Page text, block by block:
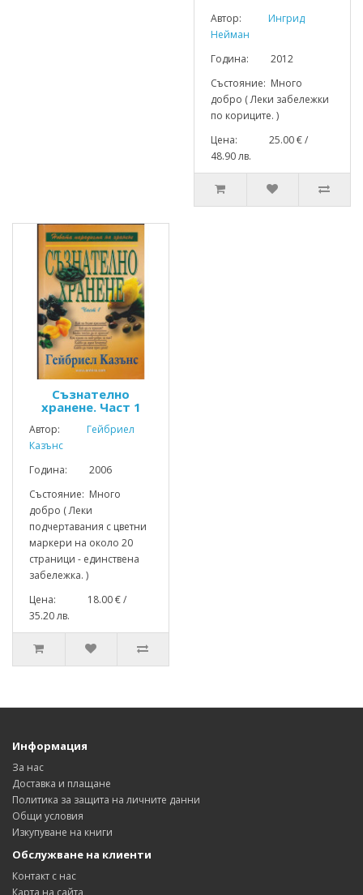
Автор:
Ингрид
Нейман
Година: 2012
Състояние: Много
добро ( Леки забележки
по кориците. )
Цена: 25.00 € /
48.90 лв.
Съзнателно
хранене. Част 1
Автор:
Гейбриел
Казънс
Година: 2006
Състояние: Много
добро ( Леки
подчертавания с цветни
маркери на около 20
страници - единствена
забележка. )
Цена: 18.00 € /
35.20 лв.
Информация
За нас
Доставка и плащане
Политика за защита на личните данни
Общи условия
Изкупуване на книги
Обслужване на клиенти
Контакт с нас
Карта на сайта